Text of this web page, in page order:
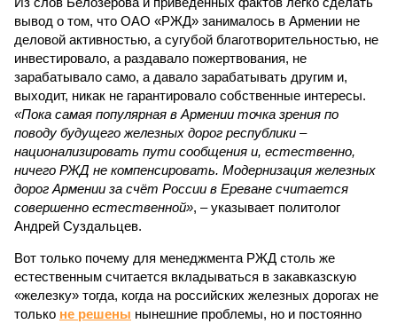
вывод о том, что ОАО «РЖД» занималось в Армении не
деловой активностью, а сугубой благотворительностью, не
инвестировало, а раздавало пожертвования, не
зарабатывало само, а давало зарабатывать другим и,
выходит, никак не гарантировало собственные интересы.
«Пока самая популярная в Армении точка зрения по
поводу будущего железных дорог рес­публики –
национализировать пути сообщения и, естественно,
ничего РЖД не компенсировать. Модернизация железных
дорог Армении за счёт России в Ереване считается
совершенно естественной», – указывает политолог
Андрей Суздальцев.
Вот только почему для менеджмента РЖД столь же
естественным считается вкладываться в закавказскую
«железку» тогда, когда на российских железных дорогах не
только не решены нынешние проблемы, но и постоянно